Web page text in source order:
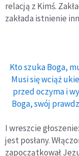
relacją z Kimś.
zakłada istnienie
Kto szuka Boga,
Musi się wciąż
przed oczyma i
Boga, swój
I wreszcie
jest posłany.
zapoczątkował